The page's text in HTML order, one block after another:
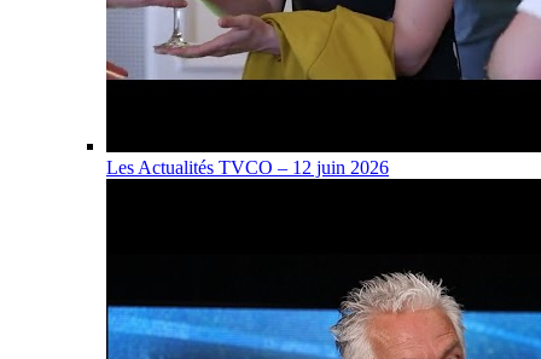
Les Actualités TVCO – 12 juin 2026